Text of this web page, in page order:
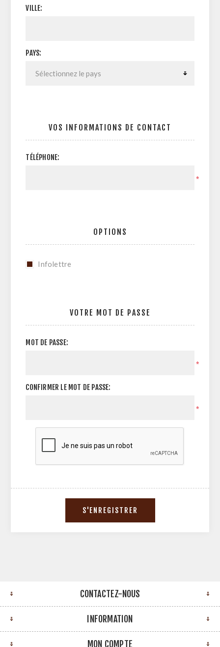
VILLE:
PAYS:
VOS INFORMATIONS DE CONTACT
TÉLÉPHONE:
*
OPTIONS
Infolettre
VOTRE MOT DE PASSE
MOT DE PASSE:
*
CONFIRMER LE MOT DE PASSE:
*
CONTACTEZ-NOUS
INFORMATION
MON COMPTE